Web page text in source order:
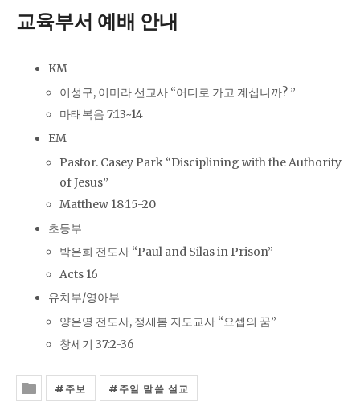
교육부서 예배 안내
KM
이성구, 이미라 선교사 “어디로 가고 계십니까? ”
마태복음 7:13~14
EM
Pastor. Casey Park “Disciplining with the Authority
of Jesus”
Matthew 18:15-20
초등부
박은희 전도사 “Paul and Silas in Prison”
Acts 16
유치부/영아부
양은영 전도사, 정새봄 지도교사 “요셉의 꿈”
창세기 37:2-36
주보 주일 말씀 설교